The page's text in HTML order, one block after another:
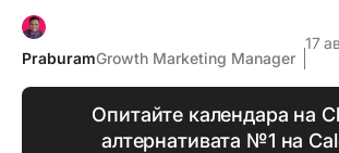
PraburamGrowth Marketing Manager
17
Опитайте календара на
алтернативата №1 на